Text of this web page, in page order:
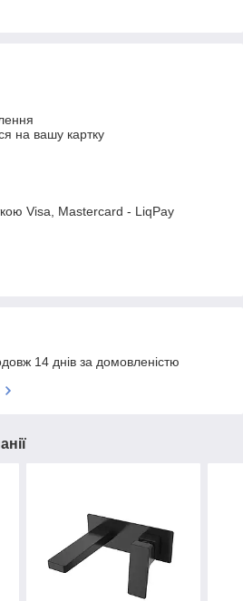
на вашу картку
Visa, Mastercard - LiqPay
14 днів за домовленістю